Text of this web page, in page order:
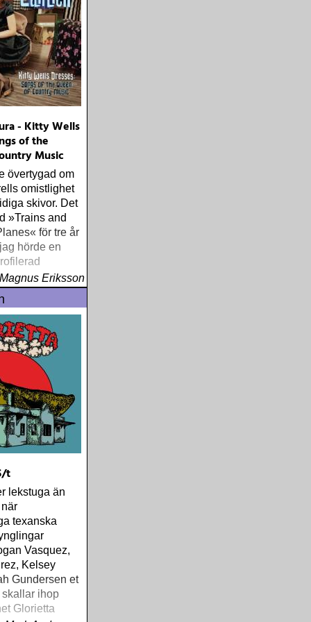
Self Portrait
Electric
Rokia
Africa
Baker Say
Baker Music)
Favorite
Driftwood
Taylor Block
Of This
(Trainwreck)
The Bad
The Sky Away
Almqvist
(Rootsy)
Zandt
The
Sessions &
1972
Rootsy-
på listan,
valt att
jag
mycket
kräver
- Kitty Wells
of the
Music
övertygad om
omistlighet
skivor. Det
»Trains and
för tre år
hörde en
och den
ut som en
Magnus Eriksson
t
lekstuga än
texanska
Vasquez,
Kelsey
Gundersen et
ihop
Glorietta